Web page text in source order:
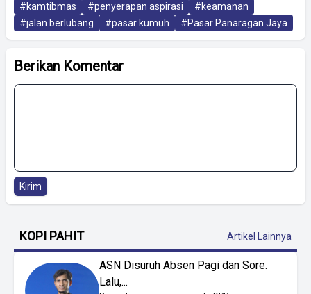
#kamtibmas
#penyerapan aspirasi
#keamanan
#jalan berlubang
#pasar kumuh #Pasar Panaragan Jaya
Berikan Komentar
Kirim
KOPI PAHIT Artikel Lainnya
ASN Disuruh Absen Pagi dan Sore.
Lalu,...